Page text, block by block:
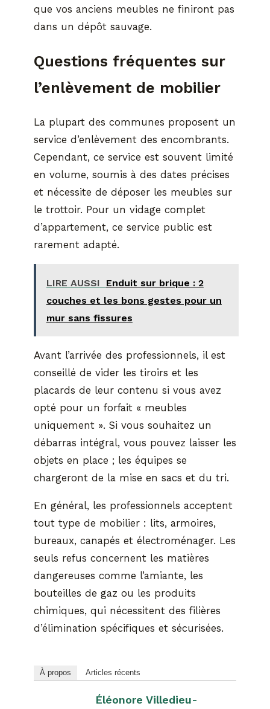
que vos anciens meubles ne finiront pas
dans un dépôt sauvage.
Questions fréquentes sur
l’enlèvement de mobilier
La plupart des communes proposent un
service d’enlèvement des encombrants.
Cependant, ce service est souvent limité
en volume, soumis à des dates précises
et nécessite de déposer les meubles sur
le trottoir. Pour un vidage complet
d’appartement, ce service public est
rarement adapté.
LIRE AUSSI
Enduit sur brique : 2
couches et les bons gestes pour un
mur sans fissures
Avant l’arrivée des professionnels, il est
conseillé de vider les tiroirs et les
placards de leur contenu si vous avez
opté pour un forfait « meubles
uniquement ». Si vous souhaitez un
débarras intégral, vous pouvez laisser les
objets en place ; les équipes se
chargeront de la mise en sacs et du tri.
En général, les professionnels acceptent
tout type de mobilier : lits, armoires,
bureaux, canapés et électroménager. Les
seuls refus concernent les matières
dangereuses comme l’amiante, les
bouteilles de gaz ou les produits
chimiques, qui nécessitent des filières
d’élimination spécifiques et sécurisées.
À propos Articles récents
Éléonore Villedieu-